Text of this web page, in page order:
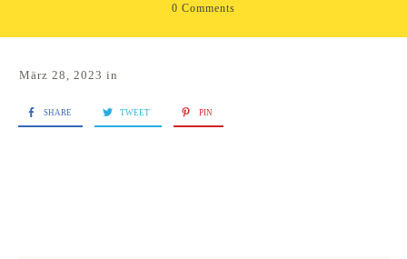
0 Comments
März 28, 2023 in
SHARE TWEET PIN